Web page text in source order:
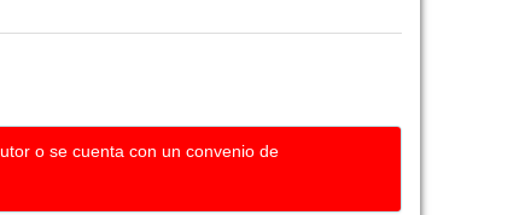
o se cuenta con un convenio de